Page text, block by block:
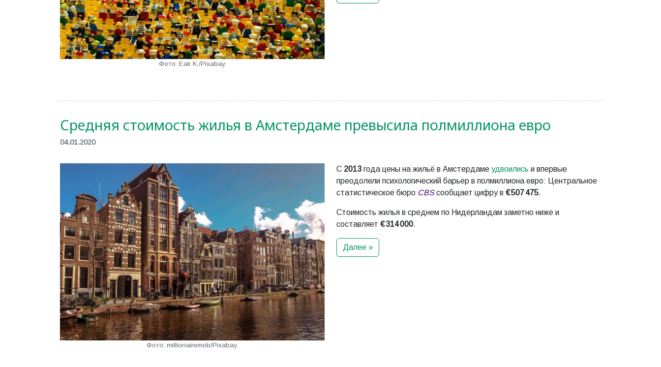
Фото: Eak K./Pixabay.
Средняя стоимость жилья в Амстердаме превысила полмиллиона евро
04.01.2020
Фото: millionairemob/Pixabay.
С 2013 года цены на жильё в Амстердаме удвоились и впервые
преодолели психологический барьер в полмиллиона евро: Центральное
статистическое бюро CBSсообщает цифру в € 507 475.
Стоимость жилья в среднем по Нидерландам заметно ниже и
составляет € 314 000.
Далее »